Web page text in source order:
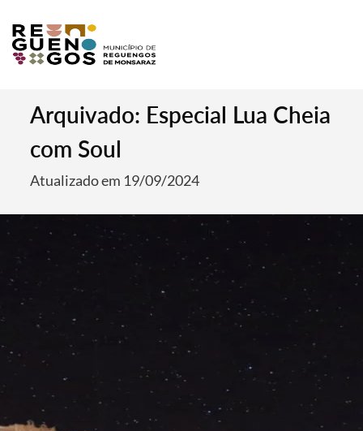
Arquivado: Especial Lua Cheia
com Soul
Atualizado em 19/09/2024